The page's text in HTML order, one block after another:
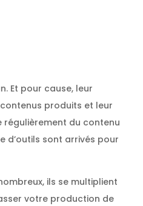
Et pour cause, leur
produits et leur
régulièrement du contenu
d’outils sont arrivés pour
ils se multiplient
votre production de